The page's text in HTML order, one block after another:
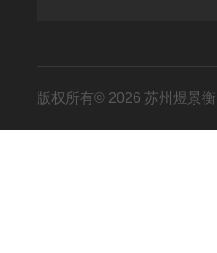
版权所有© 2026 苏州煜景